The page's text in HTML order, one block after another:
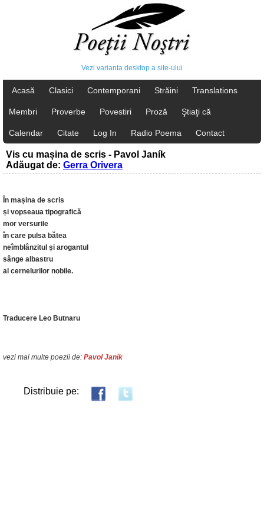
Vezi varianta desktop a site-ului
Acasă Clasici Contemporani Străini Translations
Membri Proverbe Povestiri Proză Ştiaţi că
Calendar Citate Log In Radio Poema Contact
Vis cu mașina de scris - Pavol Janík
Adăugat de: Gerra Orivera
În mașina de scris
și vopseaua tipografică
mor versurile
în care pulsa bătea
neîmblânzitul și arogantul
sânge albastru
al cernelurilor nobile.
Traducere Leo Butnaru
vezi mai multe poezii de: Pavol Janík
Distribuie pe: